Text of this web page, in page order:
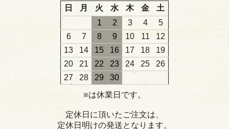
日
月 火 水 木 金
土
1
2 3 4
5
6
7 8 9 10 11
12
13
14 15 16 17 18
19
20
21 22 23 24 25
26
27
28 29
30
■は休業日です。
定休日に頂いたご注文は、
定休日明けの発送となります。